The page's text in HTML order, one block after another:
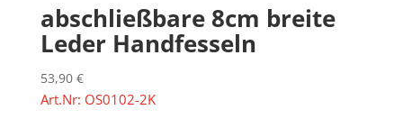
abschließbare 8cm breite
Leder Handfesseln
53,90 €
Art.Nr: OS0102-2K